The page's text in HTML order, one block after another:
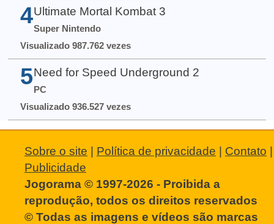
4 Ultimate Mortal Kombat 3
Super Nintendo
Visualizado 987.762 vezes
5 Need for Speed Underground 2
PC
Visualizado 936.527 vezes
Sobre o site | Política de privacidade | Contato |
Publicidade
Jogorama © 1997-2026 - Proibida a
reprodução, todos os direitos reservados
© Todas as imagens e vídeos são marcas